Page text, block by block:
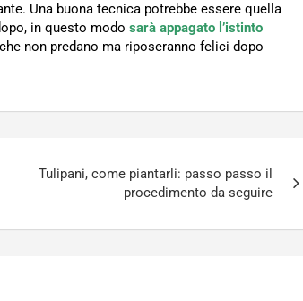
Una buona tecnica potrebbe essere quella
in questo modo sarà appagato l’istinto
non predano ma riposeranno felici dopo
Tulipani, come piantarli: passo passo il
procedimento da seguire